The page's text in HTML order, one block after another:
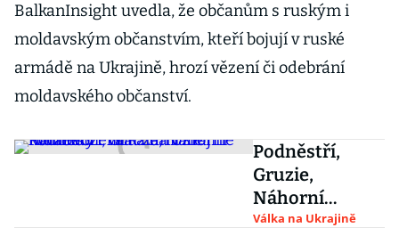
BalkanInsight uvedla, že občanům s ruským i
moldavským občanstvím, kteří bojují v ruské
armádě na Ukrajině, hrozí vězení či odebrání
moldavského občanství.
Podněstří,
Gruzie,
Náhorní
Karabach.
Válka na Ukrajině